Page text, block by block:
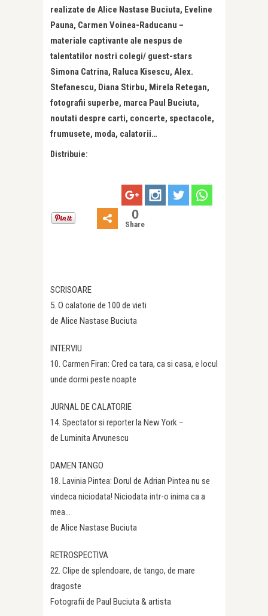
realizate de Alice Nastase Buciuta, Eveline
Pauna, Carmen Voinea-Raducanu –
materiale captivante ale nespus de
talentatilor nostri colegi/ guest-stars
Simona Catrina, Raluca Kisescu, Alex.
Stefanescu, Diana Stirbu, Mirela Retegan,
fotografii superbe, marca Paul Buciuta,
noutati despre carti, concerte, spectacole,
frumusete, moda, calatorii…
Distribuie:
0
Share
SCRISOARE
5. O calatorie de 100 de vieti
de Alice Nastase Buciuta
INTERVIU
10. Carmen Firan: Cred ca tara, ca si casa, e locul
unde dormi peste noapte
JURNAL DE CALATORIE
14. Spectator si reporter la New York –
de Luminita Arvunescu
DAMEN TANGO
18. Lavinia Pintea: Dorul de Adrian Pintea nu se
vindeca niciodata! Niciodata intr-o inima ca a
mea…
de Alice Nastase Buciuta
RETROSPECTIVA
22. Clipe de splendoare, de tango, de mare
dragoste
Fotografii de Paul Buciuta & artista